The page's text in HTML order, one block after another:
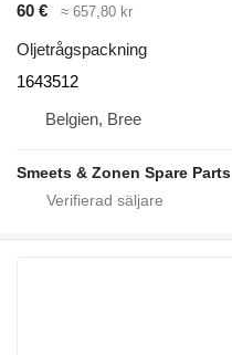
60 € ≈ 657,80 kr
Oljetrågspackning
1643512
Belgien, Bree
Smeets & Zonen Spare Parts